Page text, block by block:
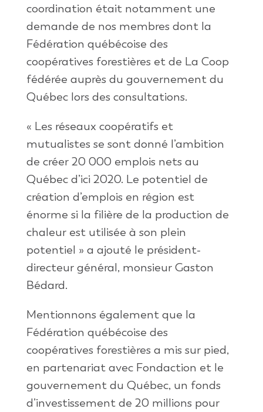
coordination était notamment une
demande de nos membres dont la
Fédération québécoise des
coopératives forestières et de La Coop
fédérée auprès du gouvernement du
Québec lors des consultations.
« Les réseaux coopératifs et
mutualistes se sont donné l’ambition
de créer 20 000 emplois nets au
Québec d’ici 2020. Le potentiel de
création d’emplois en région est
énorme si la filière de la production de
chaleur est utilisée à son plein
potentiel » a ajouté le président-
directeur général, monsieur Gaston
Bédard.
Mentionnons également que la
Fédération québécoise des
coopératives forestières a mis sur pied,
en partenariat avec Fondaction et le
gouvernement du Québec, un fonds
d’investissement de 20 millions pour